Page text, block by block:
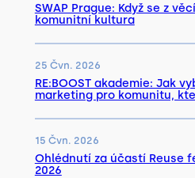
SWAP Prague: Když se z
komunitní kultura
25 Čvn. 2026
RE:BOOST akademie: Jak
marketing pro komunitu,
15 Čvn. 2026
Ohlédnutí za účastí Reuse
2026